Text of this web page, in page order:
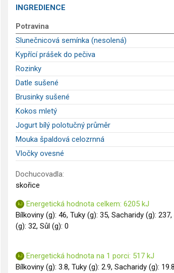
INGREDIENCE
Potravina
Slunečnicová semínka (nesolená)
Kypřící prášek do pečiva
Rozinky
Datle sušené
Brusinky sušené
Kokos mletý
Jogurt bílý polotučný průměr
Mouka špaldová celozrnná
Vločky ovesné
Dochucovadla:
skořice
Energetická hodnota celkem: 6205 kJ
Bílkoviny (g): 46, Tuky (g): 35, Sacharidy (g):
(g): 32, Sůl (g): 0
Energetická hodnota na 1 porci: 517 kJ
Bílkoviny (g): 3.8, Tuky (g): 2.9, Sacharidy (g):